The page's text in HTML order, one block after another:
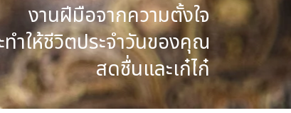
งานฝีมือจากความตั้งใจ
ทำให้ชีวิตประจำวันของคุณ
สดชื่นและเก๋ไก๋